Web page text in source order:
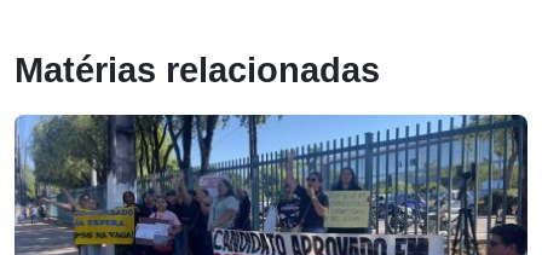
Matérias relacionadas